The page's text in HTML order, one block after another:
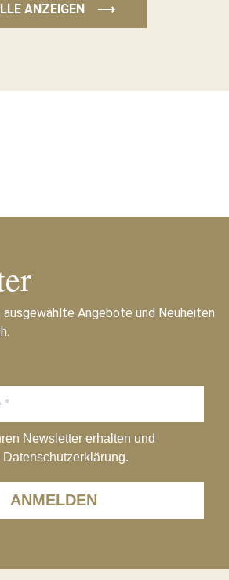
ANZEIGEN ⟶
ausgewählte Angebote und Neuheiten
ANMELDEN
Newsletter erhalten und